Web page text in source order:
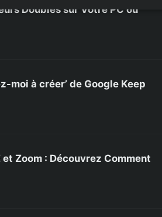
Doubles sur Votre PC ou
moi à créer’ de Google Keep
Zoom : Découvrez Comment